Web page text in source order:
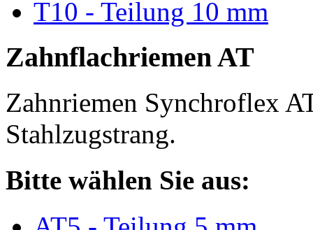
T10 - Teilung 10 mm
Zahnflachriemen AT
Zahnriemen Synchroflex
Stahlzugstrang.
Bitte wählen Sie aus: